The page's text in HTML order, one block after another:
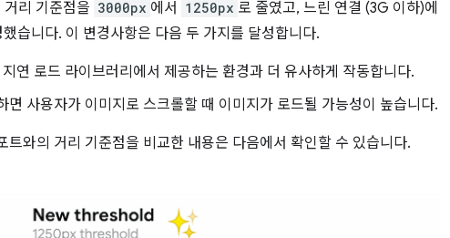
리 기준점을 3000px 에서 1250px 로 줄였고, 느린 연결 (3G 이하)에
했습니다. 이 변경사항은 다음 두 가지를 달성합니다.
연 로드 라이브러리에서 제공하는 환경과 더 유사하게 작동합니다.
사용자가 이미지로 스크롤할 때 이미지가 로드될 가능성이 높습니다.
와의 거리 기준점을 비교한 내용은 다음에서 확인할 수 있습니다.